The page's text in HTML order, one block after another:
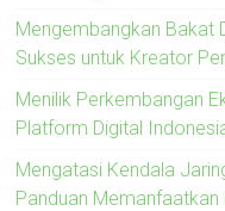
Mengembangkan Bakat
Sukses untuk Kreator
Menilik Perkembangan
Platform Digital
Mengatasi Kendala
Panduan